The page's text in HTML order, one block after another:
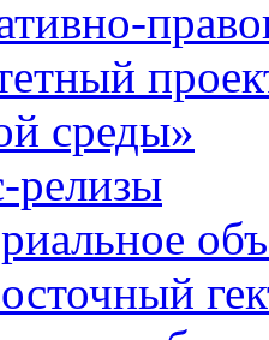
среды»
релизы